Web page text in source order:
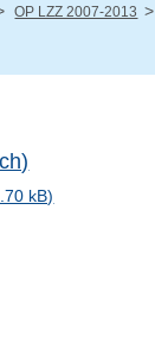
OP LZZ 2007-2013 /